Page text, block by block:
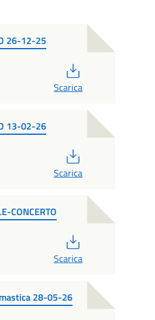
26-12-25
Scarica
13-02-26
Scarica
CONCERTO
Scarica
28-05-26